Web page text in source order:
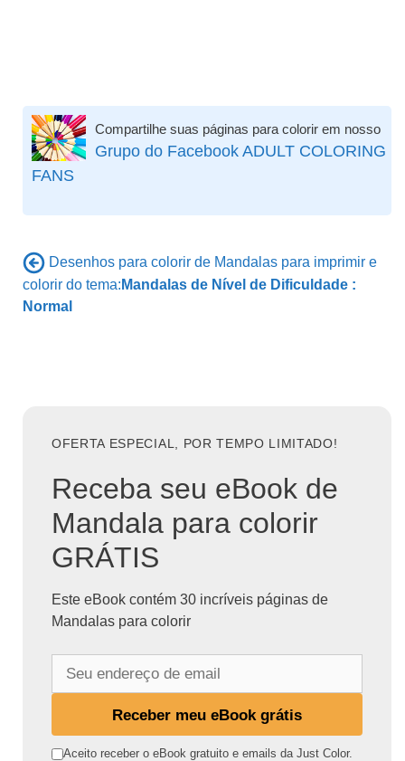
Compartilhe suas páginas para colorir em nosso
Grupo do Facebook ADULT COLORING
FANS
Desenhos para colorir de Mandalas para imprimir e
colorir do tema: Mandalas de Nível de Dificuldade :
Normal
OFERTA ESPECIAL, POR TEMPO LIMITADO!
Receba seu eBook de
Mandala para colorir
GRÁTIS
Este eBook contém 30 incríveis páginas de
Mandalas para colorir
n
Receber meu eBook grátis
Aceito receber o eBook gratuito e emails da Just Color.